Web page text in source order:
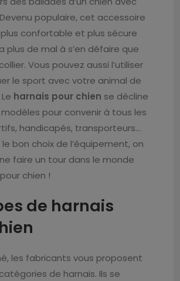
populaire, cet accessoire
confortable et plus sécure
plus de mal à s’en défaire que
Vous pouvez aussi l’utiliser
le sport avec votre animal de
harnais pour chien se décline
pour convenir à tous les
handicapés, transporteurs…
bon choix de l’équipement, on
faire un tour dans le monde
chien !
de harnais
les fabricants vous proposent
de harnais. Ils se